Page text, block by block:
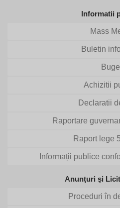
Informatii
Mass
Buletin
Achizitii
Declaratii
Raportare
Raport lege
Informații publice
Anunţuri şi
Proceduri în